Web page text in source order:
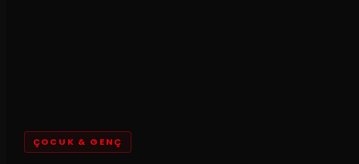
ÇOCUK & GENÇ